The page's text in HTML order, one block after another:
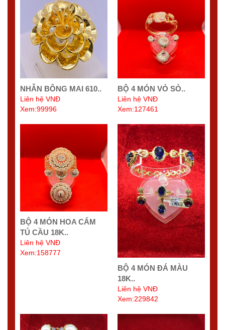
NHẪN BÔNG MAI 610..
Liên hệ VNĐ
Xem:99996
BỘ 4 MÓN VỎ SÒ..
Liên hệ VNĐ
Xem:127461
BỘ 4 MÓN HOA CẨM
TÚ CẦU 18K..
Liên hệ VNĐ
Xem:158777
BỘ 4 MÓN ĐÁ MÀU
18K..
Liên hệ VNĐ
Xem:229842